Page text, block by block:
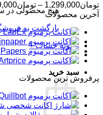
هیچ محصولی در
بازگشت به
تسویه حساب +
سبد خرید
تومان1,299,000
– تومان
آخرین محصولات
پرفروش ترین محصولات